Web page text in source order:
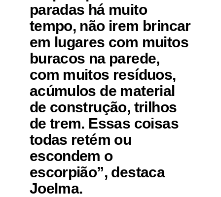
paradas há muito
tempo, não irem brincar
em lugares com muitos
buracos na parede,
com muitos resíduos,
acúmulos de material
de construção, trilhos
de trem. Essas coisas
todas retém ou
escondem o
escorpião”, destaca
Joelma.